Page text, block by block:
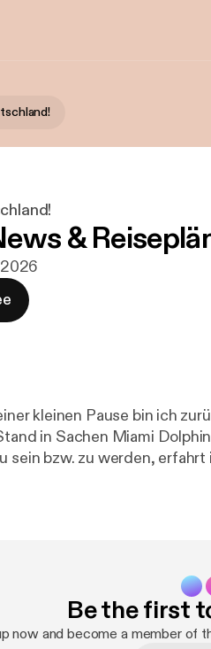
&
Miami Dolphins! Warum es sich weiterhin lohnt
bzw. zu werden, erfahrt ihr in dieser
] ⁠⁠⁠⁠⁠⁠⁠⁠⁠⁠⁠⁠⁠⁠⁠⁠⁠⁠⁠⁠⁠⁠www.tiktok.com/
Be the first
now and become a member of